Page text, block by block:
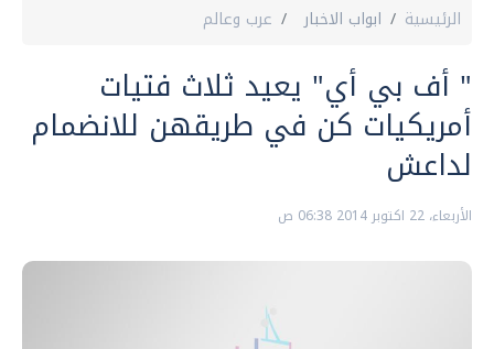
الرئيسية ابواب الاخبار عرب وعالم
" أف بي أي" يعيد ثلاث فتيات
أمريكيات كن في طريقهن للانضمام
لداعش
الأربعاء، 22 اكتوبر 2014 06:38 ص